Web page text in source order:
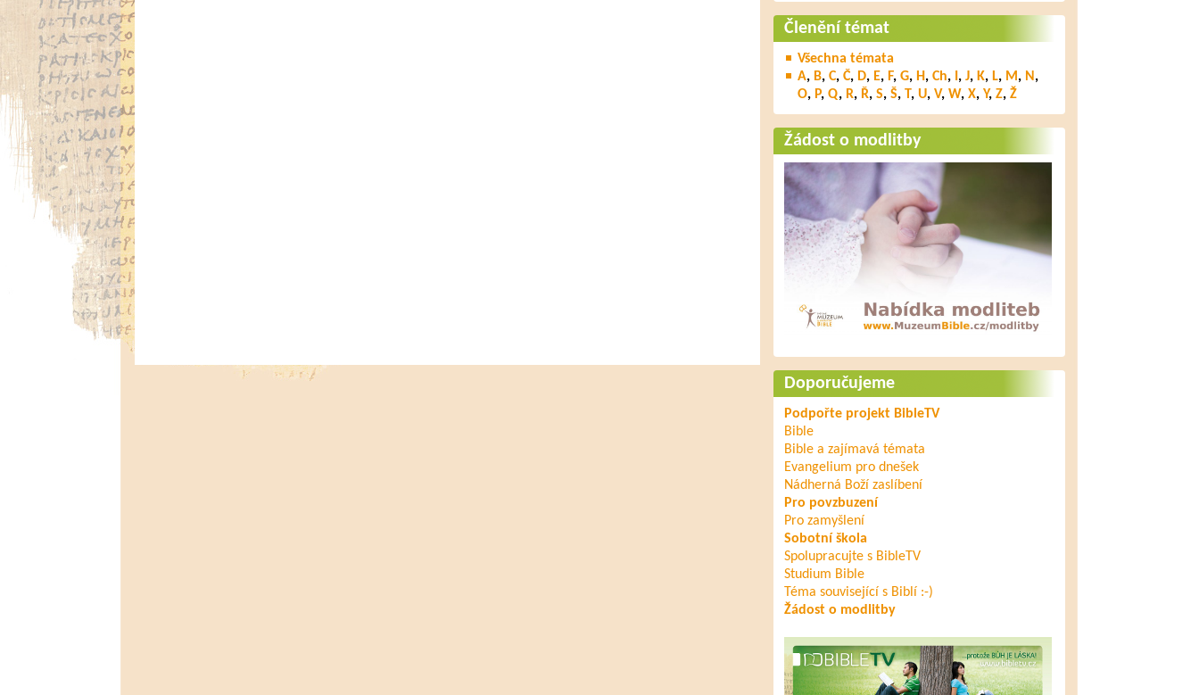
Členění témat
Všechna témata
A, B, C, Č, D, E, F, G, H, Ch, , J, K, L, M, N ,
O, P, Q, R, Ř, S, Š, T, U, V, W, X, Y, Z, Ž
Žádost o modlitby
Doporučujeme
Podpořte projekt BibleTV
Bible
Bible a zajímavá témata
Evangelium pro dnešek
Nádherná Boží zaslíbení
Pro povzbuzení
Pro zamyšlení
Sobotní škola
Spolupracujte s BibleTV
Studium Bible
Téma související s Biblí :-)
Žádost o modlitby